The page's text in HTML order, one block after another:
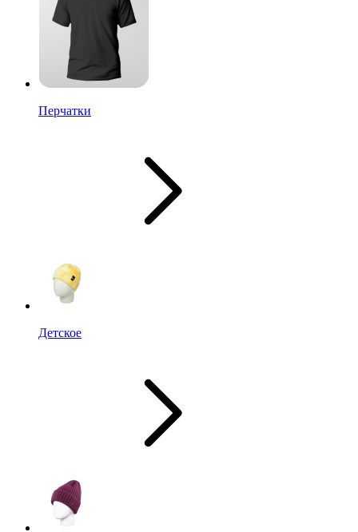
Перчатки
Детское